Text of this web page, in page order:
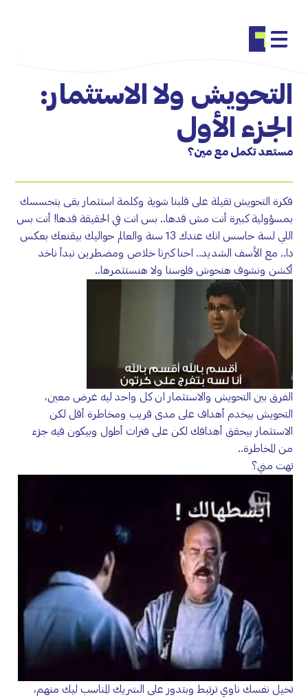
فكرة التحويش تقيلة على قلبنا شوية وكلمة استثمار بقى بتحسسك
بمسؤولية كبيرة أنت مش قدها.. بس انت في الحقيقة قدها! أنت بس
اللي لسة حاسس انك عندك 13 سنة والعالم حواليك بيقنعك بعكس
دا.. مع الأسف الشديد.. احنا كبرنا خلاص ومضطرين نبدأ ناخد
أكشن ونشوف هنحوش فلوسنا ولا هنستثمرها..
الفرق بين التحويش والاستثمار ان كل واحد ليه غرض معين،
التحويش بيخدم أهداف على مدى قريب ومخاطرة أقل لكن
الاستثمار بيحقق أهدافك لكن على فترات أطول وبيكون فيه جزء
من المخاطرة..
تهت مني؟
تخيل نفسك ناوي ترتبط وبتدور على الشريك المناسب ليك منهم،
التحويش ولا الاستثمار:
الجزء الأول
مستعد تكمل مع مين؟